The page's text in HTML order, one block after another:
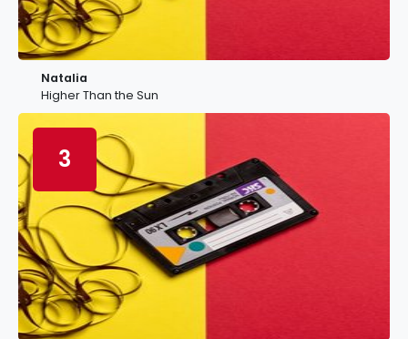
Natalia
Higher Than the Sun
3